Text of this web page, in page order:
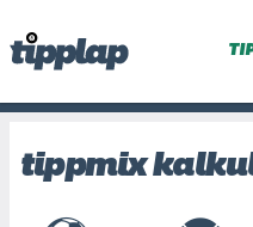
tippmix